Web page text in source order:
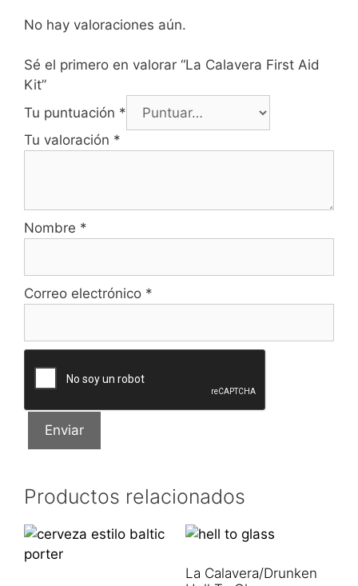
No hay valoraciones aún.
Sé el primero en valorar “La Calavera First Aid
Kit”
Tu puntuación *
Tu valoración *
Nombre *
Correo electrónico *
Productos relacionados
La Calavera/Drunken